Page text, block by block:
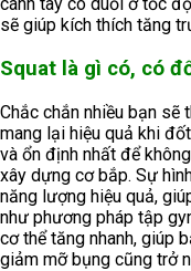
sẽ giúp kích thích tăng
Squat là gì có, có
Chắc chắn nhiều bạn
mang lại hiệu quả khi
và ổn định nhất để
xây dựng cơ bắp. Sự
năng lượng hiệu quả,
như phương pháp tập
cơ thể tăng nhanh, giúp
giảm mỡ bụng cũng trở